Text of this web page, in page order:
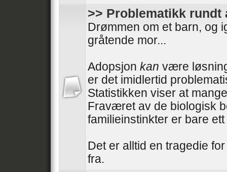
>> Problematikk rundt
Drømmen om et barn, og
gråtende mor...
Adopsjon kan være
er det imidlertid
Statistikken viser at
Fraværet av de biologisk
familieinstinkter er bare
Det er alltid en tragedie
fra.